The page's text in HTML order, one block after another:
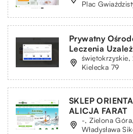
Plac
Prywatny
Leczenia
Kielecka 79
SKLEP
ALICJA FARAT
-, Zielona
Władysława